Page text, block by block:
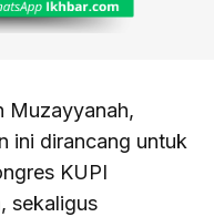
Muzayyanah,
ini dirancang untuk
KUPI
sekaligus